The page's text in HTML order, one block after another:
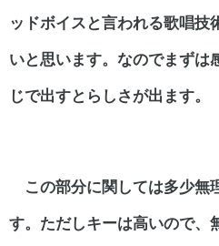
ッドボイスと言われる歌唱技
いと思います。 なのでまずは
じで出すとらしさが出ます。
この部分に関しては多少無
す。 ただしキーは高いので、